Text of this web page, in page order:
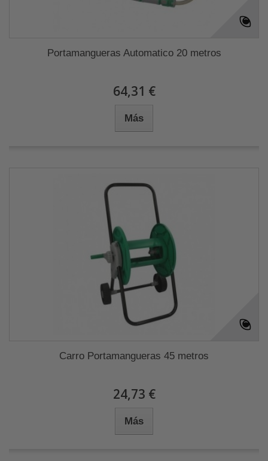
Portamangueras Automatico 20 metros
64,31 €
Más
Carro Portamangueras 45 metros
24,73 €
Más